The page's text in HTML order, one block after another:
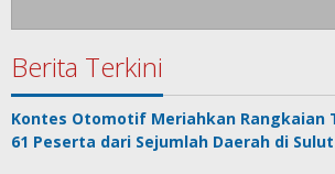
Berita Terkini
Kontes Otomotif Meriahkan Rangkaian
61 Peserta dari Sejumlah Daerah di Sulut